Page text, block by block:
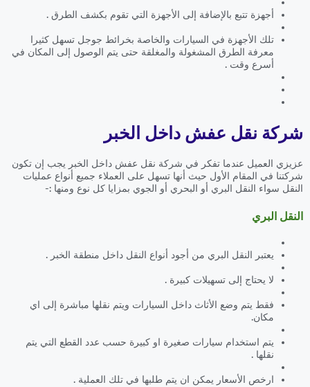
أجهزة تتبع بالإضافة إلى الأجهزة التي تقوم بكشف الطرق .
تلك الأجهزة في السيارات والخاصة بخرائط جوجل تسهل كثيرا
معرفة الطرق المشغولة والمغلقة حتى يتم الوصول إلى المكان في
أسرع وقت .
شركة نقل عفش داخل الخبر
عزيزي العميل عندما تفكر في شركة نقل عفش داخل الخبر يجب إن تكون
شركتنا في المقام الأول حيث أنها تسهل على العملاء جميع أنواع عمليات
النقل سواء النقل البري أو البحري أو الجوي بمزايا كل نوع ومنها :-
النقل البري
يعتبر النقل البري من أجود أنواع النقل داخل منطقة الخبر .
لا يحتاج إلى تسهيلات كبيرة .
فقط يتم وضع الأثاث داخل السيارات ويتم نقلها مباشرة إلى اي
مكان.
يتم استخدام سيارات صغيرة او كبيرة حسب عدد القطع التي يتم
نقلها .
ارخص الأسعار يمكن ان يتم طلبها في تلك العملية .